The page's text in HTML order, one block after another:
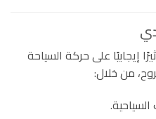
إيجابيًا على حركة السياحة
من خلال: